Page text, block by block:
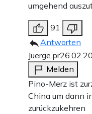
umgehend
91
Antworten
Juerge.pr
Melden
Pino-Merz ist
China um dann
zurückzukehren